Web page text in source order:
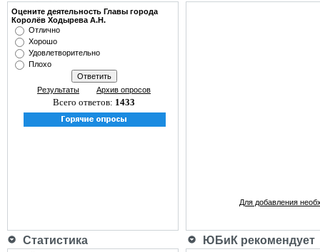
Оцените деятельность Главы города
Королёв Ходырева А.Н.
Отлично
Хорошо
Удовлетворительно
Плохо
Результаты Архив опросов
Всего ответов: 1433
Для добавления
Статистика ЮБиК рекомендует